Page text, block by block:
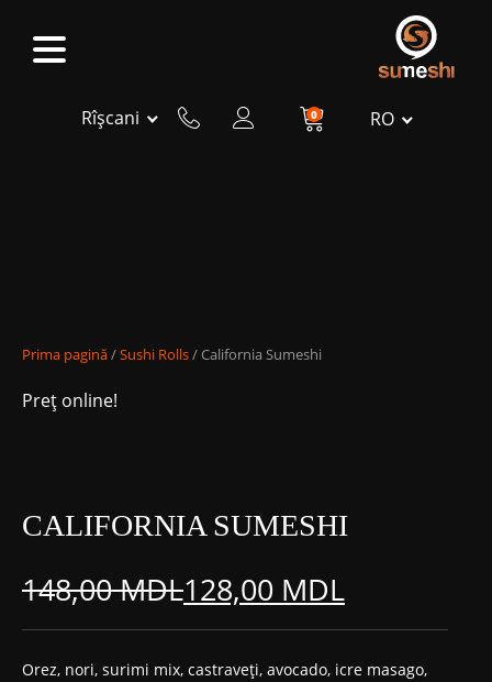
Rîșcani 0 RO
Prima pagină/Sushi Rolls/ California Sumeshi
Preț online!
CALIFORNIA SUMESHI
148,00MDL
Prețul
inițial
128,00 MDL
Prețul
curent
Orez, nori, surimi mix, castraveți, avocado, icre masago,